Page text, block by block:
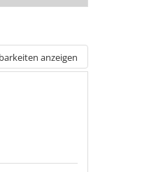
anzeigen